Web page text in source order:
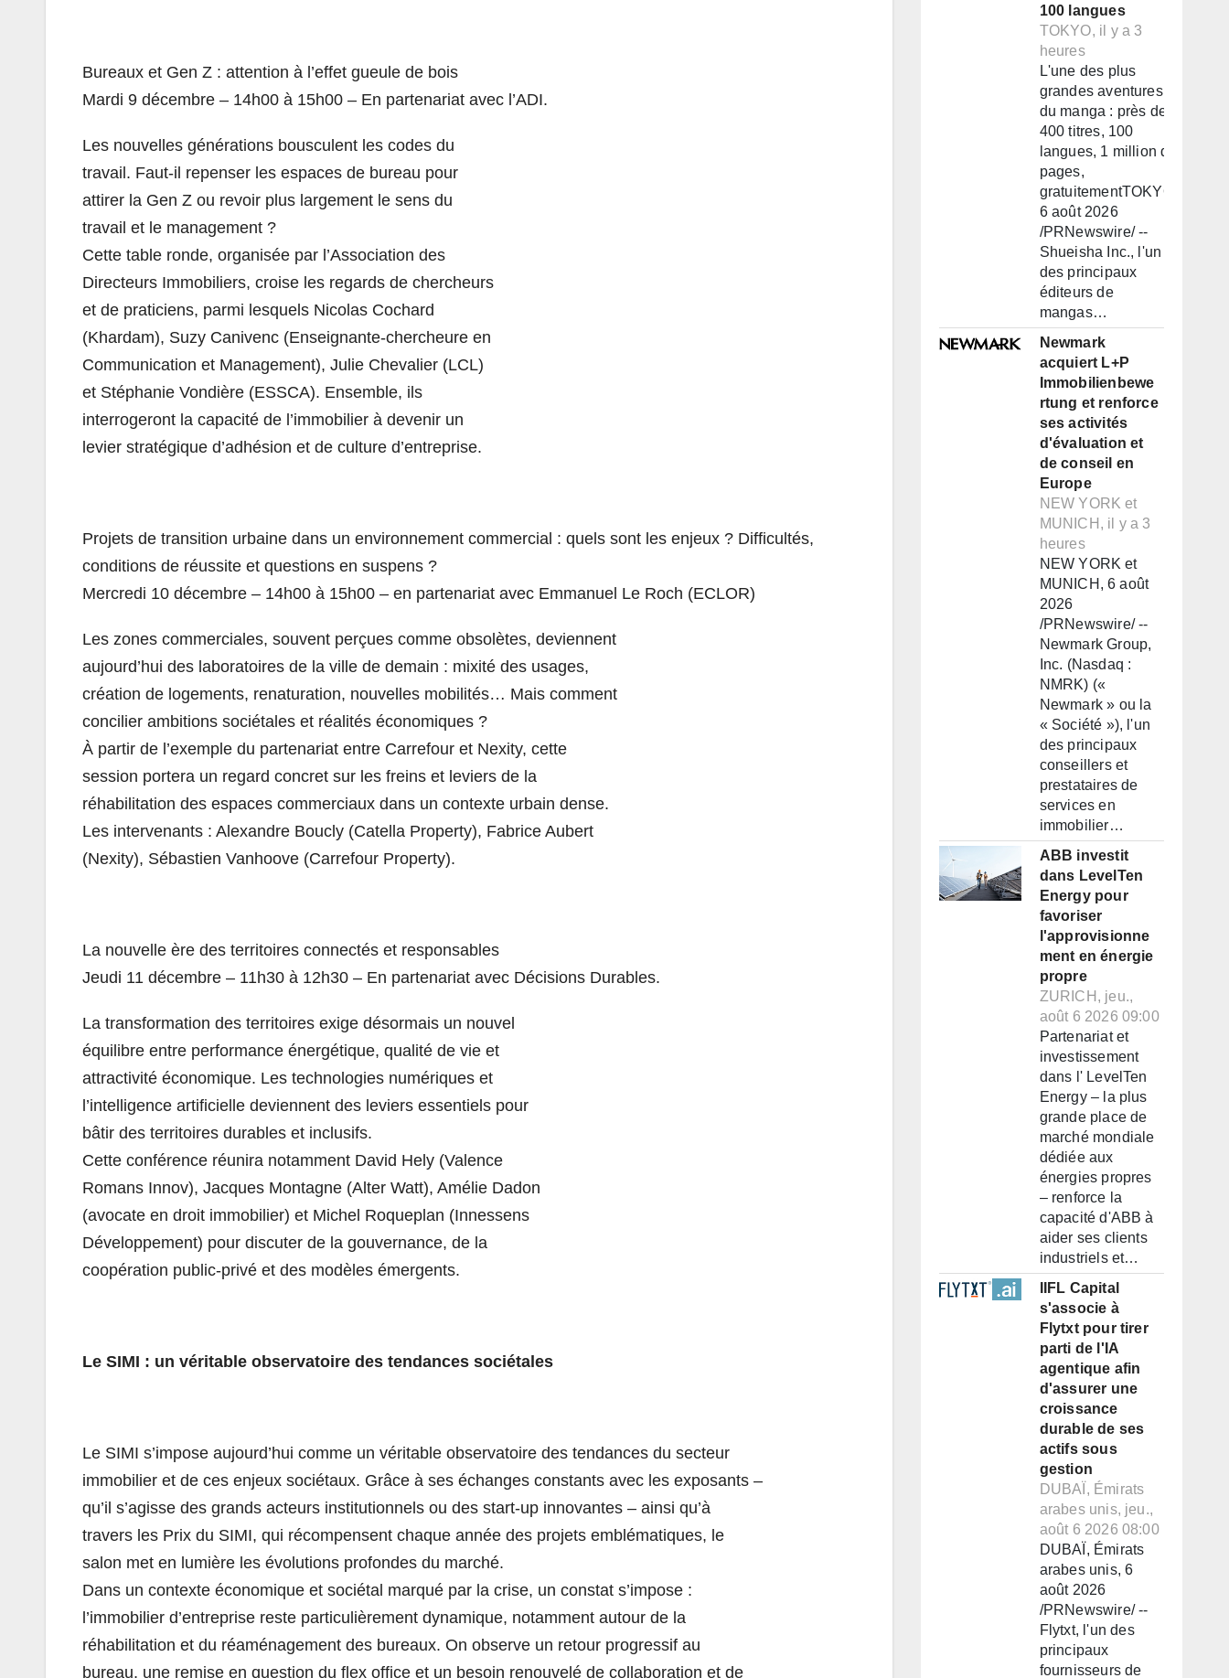
Bureaux et Gen Z : attention à l’effet gueule de bois
Mardi 9 décembre – 14h00 à 15h00 – En partenariat avec l’ADI.
Les nouvelles générations bousculent les codes du
travail. Faut-il repenser les espaces de bureau pour
attirer la Gen Z ou revoir plus largement le sens du
travail et le management ?
Cette table ronde, organisée par l’Association des
Directeurs Immobiliers, croise les regards de chercheurs
et de praticiens, parmi lesquels Nicolas Cochard
(Khardam), Suzy Canivenc (Enseignante-chercheure en
Communication et Management), Julie Chevalier (LCL)
et Stéphanie Vondière (ESSCA). Ensemble, ils
interrogeront la capacité de l’immobilier à devenir un
levier stratégique d’adhésion et de culture d’entreprise.
Projets de transition urbaine dans un environnement commercial : quels sont les enjeux ? Difficultés,
conditions de réussite et questions en suspens ?
Mercredi 10 décembre – 14h00 à 15h00 – en partenariat avec Emmanuel Le Roch (ECLOR)
Les zones commerciales, souvent perçues comme obsolètes, deviennent
aujourd’hui des laboratoires de la ville de demain : mixité des usages,
création de logements, renaturation, nouvelles mobilités… Mais comment
concilier ambitions sociétales et réalités économiques ?
À partir de l’exemple du partenariat entre Carrefour et Nexity, cette
session portera un regard concret sur les freins et leviers de la
réhabilitation des espaces commerciaux dans un contexte urbain dense.
Les intervenants : Alexandre Boucly (Catella Property), Fabrice Aubert
(Nexity), Sébastien Vanhoove (Carrefour Property).
La nouvelle ère des territoires connectés et responsables
Jeudi 11 décembre – 11h30 à 12h30 – En partenariat avec Décisions Durables.
La transformation des territoires exige désormais un nouvel
équilibre entre performance énergétique, qualité de vie et
attractivité économique. Les technologies numériques et
l’intelligence artificielle deviennent des leviers essentiels pour
bâtir des territoires durables et inclusifs.
Cette conférence réunira notamment David Hely (Valence
Romans Innov), Jacques Montagne (Alter Watt), Amélie Dadon
(avocate en droit immobilier) et Michel Roqueplan (Innessens
Développement) pour discuter de la gouvernance, de la
coopération public-privé et des modèles émergents.
Le SIMI : un véritable observatoire des tendances sociétales
Le SIMI s’impose aujourd’hui comme un véritable observatoire des tendances du secteur
immobilier et de ces enjeux sociétaux. Grâce à ses échanges constants avec les exposants –
qu’il s’agisse des grands acteurs institutionnels ou des start-up innovantes – ainsi qu’à
travers les Prix du SIMI, qui récompensent chaque année des projets emblématiques, le
salon met en lumière les évolutions profondes du marché.
Dans un contexte économique et sociétal marqué par la crise, un constat s’impose :
l’immobilier d’entreprise reste particulièrement dynamique, notamment autour de la
réhabilitation et du réaménagement des bureaux. On observe un retour progressif au
bureau, une remise en question du flex office et un besoin renouvelé de collaboration et de
100 langues
TOKYO, il y a 3
heures
L'une des plus
grandes aventures
du manga : près de
400 titres, 100
langues, 1 million de
pages,
gratuitementTOKYO,
6 août 2026
/PRNewswire/ --
Shueisha Inc., l'un
des principaux
éditeurs de
mangas…
Newmark
acquiert L+P
Immobilienbewe
rtung et renforce
ses activités
d'évaluation et
de conseil en
Europe
NEW YORK et
MUNICH, il y a 3
heures
NEW YORK et
MUNICH, 6 août
2026
/PRNewswire/ --
Newmark Group,
Inc. (Nasdaq :
NMRK) («
Newmark » ou la
« Société »), l'un
des principaux
conseillers et
prestataires de
services en
immobilier…
ABB investit
dans LevelTen
Energy pour
favoriser
l'approvisionne
ment en énergie
propre
ZURICH, jeu.,
août 6 2026 09:00
Partenariat et
investissement
dans l' LevelTen
Energy – la plus
grande place de
marché mondiale
dédiée aux
énergies propres
– renforce la
capacité d'ABB à
aider ses clients
industriels et…
IIFL Capital
s'associe à
Flytxt pour tirer
parti de l'IA
agentique afin
d'assurer une
croissance
durable de ses
actifs sous
gestion
DUBAÏ, Émirats
arabes unis, jeu.,
août 6 2026 08:00
DUBAÏ, Émirats
arabes unis, 6
août 2026
/PRNewswire/ --
Flytxt, l'un des
principaux
fournisseurs de